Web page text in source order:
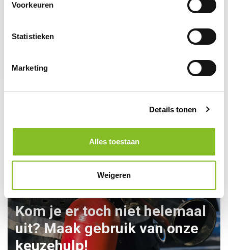
Voorkeuren
Statistieken
Marketing
Details tonen
Alles toestaan
Weigeren
7,20 4,78
Kom je er toch niet helemaal
uit? Maak gebruik van onze
keuzehulp!